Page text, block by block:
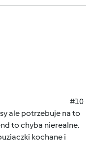
#10
ale potrzebuje na to
to chyba nierealne.
kochane i